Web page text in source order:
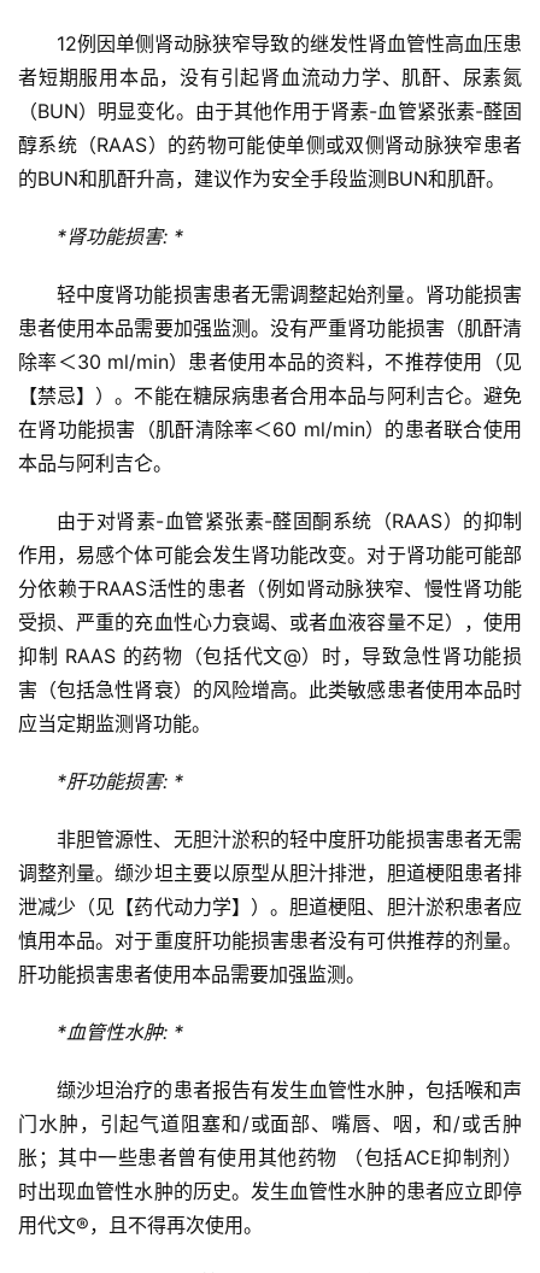
心
血
管
血
管
健
康
问
区
12例因单侧肾动脉狭窄导致的继发性肾血管性高血压患
者短期服用本品，没有引起肾血流动力学、肌酐、尿素氮
（BUN）明显变化。由于其他作用于肾素-血管紧张素-醛固
醇系统（RAAS）的药物可能使单侧或双侧肾动脉狭窄患者
的BUN和肌酐升高，建议作为安全手段监测BUN和肌酐。
*肾功能损害: *
轻中度肾功能损害患者无需调整起始剂量。肾功能损害
患者使用本品需要加强监测。没有严重肾功能损害（肌酐清
除率＜30 ml/min）患者使用本品的资料，不推荐使用（见
【禁忌】）。不能在糖尿病患者合用本品与阿利吉仑。避免
在肾功能损害（肌酐清除率＜60 ml/min）的患者联合使用
本品与阿利吉仑。
由于对肾素-血管紧张素-醛固酮系统（RAAS）的抑制
作用，易感个体可能会发生肾功能改变。对于肾功能可能部
分依赖于RAAS活性的患者（例如肾动脉狭窄、慢性肾功能
受损、严重的充血性心力衰竭、或者血液容量不足），使用
抑制 RAAS 的药物（包括代文@）时，导致急性肾功能损
害（包括急性肾衰）的风险增高。此类敏感患者使用本品时
应当定期监测肾功能。
*肝功能损害: *
非胆管源性、无胆汁淤积的轻中度肝功能损害患者无需
调整剂量。缬沙坦主要以原型从胆汁排泄，胆道梗阻患者排
泄减少（见【药代动力学】）。胆道梗阻、胆汁淤积患者应
慎用本品。对于重度肝功能损害患者没有可供推荐的剂量。
肝功能损害患者使用本品需要加强监测。
*血管性水肿: *
缬沙坦治疗的患者报告有发生血管性水肿，包括喉和声
门水肿，引起气道阻塞和/或面部、嘴唇、咽，和/或舌肿
胀；其中一些患者曾有使用其他药物 （包括ACE抑制剂）
时出现血管性水肿的历史。发生血管性水肿的患者应立即停
用代文®，且不得再次使用。